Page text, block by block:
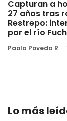
Capturan a
27 años tras
Restrepo:
por el río
Paola Poveda R
Lo más